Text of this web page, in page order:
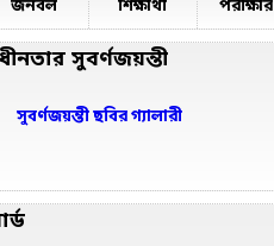
জনবল শিক্ষার্থী
সুবর্ণজয়ন্তী
সুবর্ণজয়ন্তী ছবির গ্যালারী